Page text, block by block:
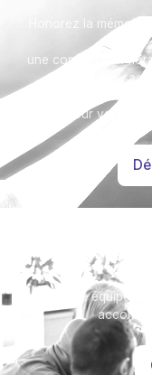
Honorez la
une composition
Toutes nos options
pour vous
Notre équipe